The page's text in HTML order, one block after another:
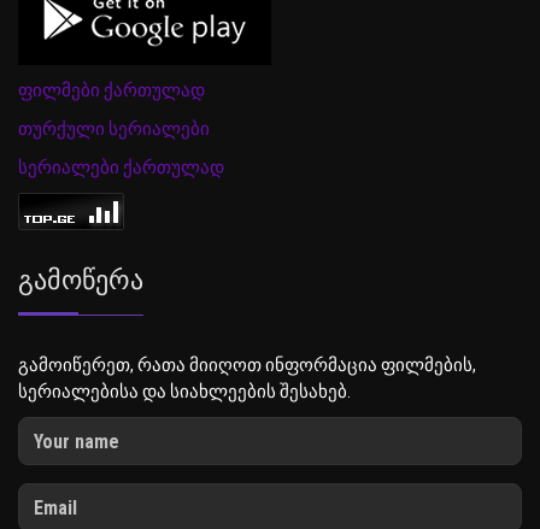
ფილმები ქართულად
თურქული სერიალები
სერიალები ქართულად
Გამოწერა
გამოიწერეთ, რათა მიიღოთ ინფორმაცია ფილმების,
სერიალებისა და სიახლეების შესახებ.